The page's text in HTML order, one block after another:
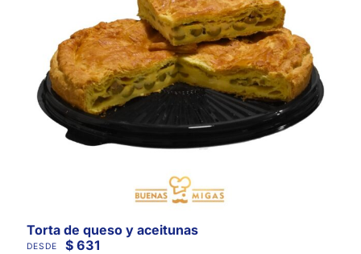
Torta de queso y aceitunas
DESDE $631